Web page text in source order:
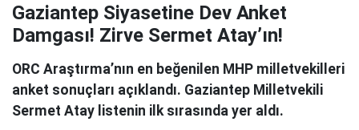
Gaziantep Siyasetine Dev Anket
Damgası! Zirve Sermet Atay’ın!
ORC Araştırma’nın en beğenilen MHP milletvekilleri
anket sonuçları açıklandı. Gaziantep Milletvekili
Sermet Atay listenin ilk sırasında yer aldı.